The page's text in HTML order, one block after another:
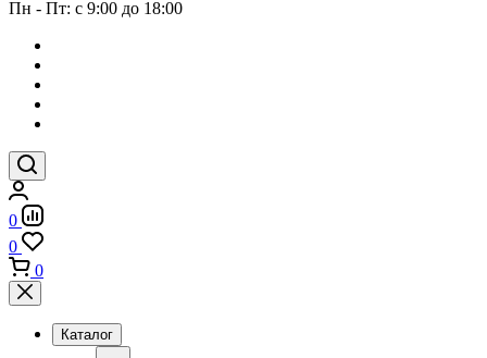
Пн - Пт: с 9:00 до 18:00
0
0
0
Каталог